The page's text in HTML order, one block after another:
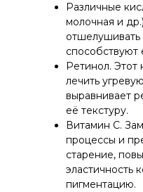
Различные
молочная и
Ретинол. Этот
лечить
выравнивает
её текстуру.
Витамин C.
процессы и
старение,
эластичность
пигментацию.